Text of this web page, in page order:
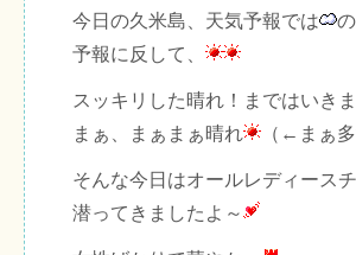
今日の久米島、天気予報では
予報に反して、
スッキリした晴れ！まではいき
まぁ、まぁまぁ晴れ
（←まぁ
そんな今日はオールレディース
潜ってきましたよ～